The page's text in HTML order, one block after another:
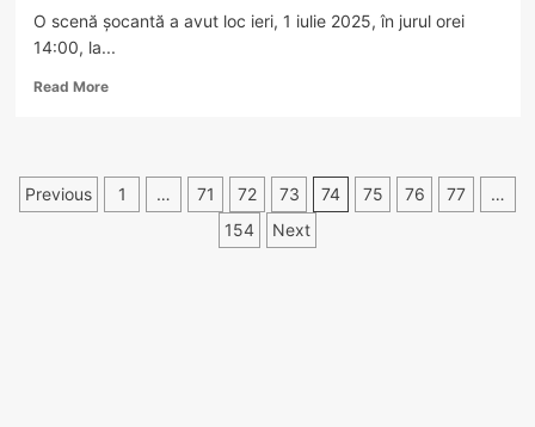
O scenă șocantă a avut loc ieri, 1 iulie 2025, în jurul orei
14:00, la...
Read MoreRead
șocant
Paginație
Previous 1 … 71 72 73 74 75 76 77
…
154
Next